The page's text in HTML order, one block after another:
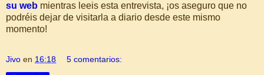
su web mientras leeis esta entrevista, ¡os aseguro que no
podréis dejar de visitarla a diario desde este mismo
momento!
Jivo en 16:18 5 comentarios: